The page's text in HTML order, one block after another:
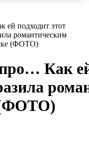
подходит этот
романтическим
(ФОТО)
Как ей
(ФОТО)